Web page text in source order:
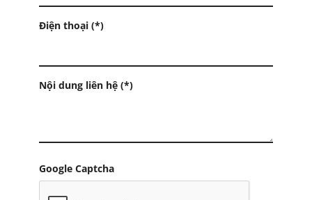
Điện thoại (*)
Nội dung liên hệ (*)
Google Captcha